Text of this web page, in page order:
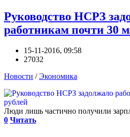
Руководство НСРЗ
работникам почти 30
15-11-2016, 09:58
27032
Новости /Экономика
Люди лишь частично получили
0 Читать